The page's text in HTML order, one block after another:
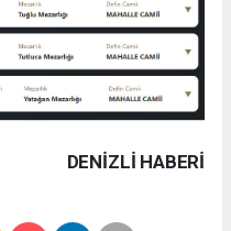
DENIZLI HABERİ